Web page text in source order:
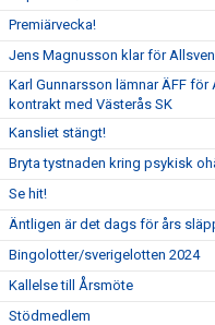
Premiärvecka!
Jens Magnusson klar för
Karl Gunnarsson lämnar ÄFF
kontrakt med Västerås SK
Kansliet stängt!
Bryta tystnaden kring psykisk
Se hit!
Äntligen är det dags för års
Bingolotter/sverigelotten 2024
Kallelse till Årsmöte
Stödmedlem